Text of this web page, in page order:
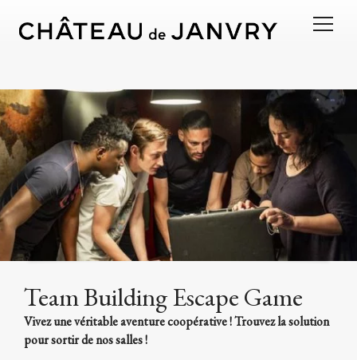
Team Building Escape Game
Vivez une véritable aventure coopérative ! Trouvez la solution
pour sortir de nos salles !